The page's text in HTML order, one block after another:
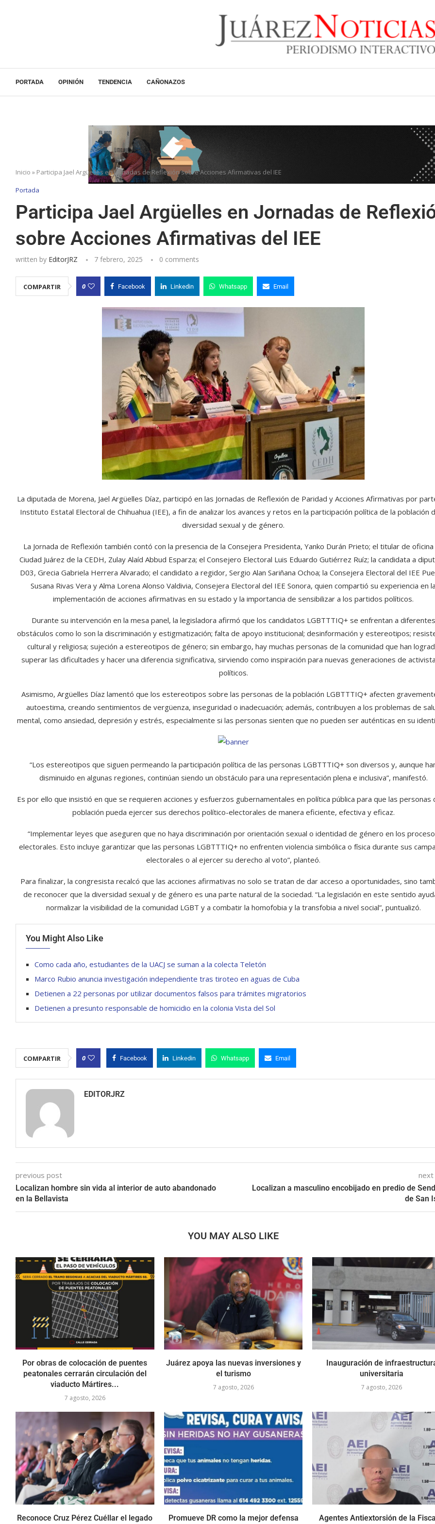
PORTADA OPINIÓN TENDENCIA CAÑONAZOS
Inicio » Participa Jael Argüelles en Jornadas de Reflexión sobre Acciones Afirmativas del IEE
Portada
Participa Jael Argüelles en Jornadas de
sobre Acciones Afirmativas del IEE
written by EditorJRZ 7 febrero, 2025 0 comments
COMPARTIR 0 Facebook Linkedin Whatsapp Email
La diputada de Morena, Jael Argüelles Díaz, participó en las Jornadas de Reflexión de Paridad y Acciones Afirmativas por
Instituto Estatal Electoral de Chihuahua (IEE), a fin de analizar los avances y retos en la participación política de la población
diversidad sexual y de género.
La Jornada de Reflexión también contó con la presencia de la Consejera Presidenta, Yanko Durán Prieto; el titular de oficina
Ciudad Juárez de la CEDH, Zulay Alaíd Abbud Esparza; el Consejero Electoral Luis Eduardo Gutiérrez Ruíz; la candidata a
D03, Grecia Gabriela Herrera Alvarado; el candidato a regidor, Sergio Alan Sariñana Ochoa; la Consejera Electoral del IEE
Susana Rivas Vera y Alma Lorena Alonso Valdivia, Consejera Electoral del IEE Sonora, quien compartió su experiencia en la
implementación de acciones afirmativas en su estado y la importancia de sensibilizar a los partidos políticos.
Durante su intervención en la mesa panel, la legisladora afirmó que los candidatos LGBTTTIQ+ se enfrentan a diferentes
obstáculos como lo son la discriminación y estigmatización; falta de apoyo institucional; desinformación y estereotipos;
cultural y religiosa; sujeción a estereotipos de género; sin embargo, hay muchas personas de la comunidad que han
superar las dificultades y hacer una diferencia significativa, sirviendo como inspiración para nuevas generaciones de
políticos.
Asimismo, Argüelles Díaz lamentó que los estereotipos sobre las personas de la población LGBTTTIQ+ afecten
autoestima, creando sentimientos de vergüenza, inseguridad o inadecuación; además, contribuyen a los problemas de
mental, como ansiedad, depresión y estrés, especialmente si las personas sienten que no pueden ser auténticas en su
“Los estereotipos que siguen permeando la participación política de las personas LGBTTTIQ+ son diversos y, aunque
disminuido en algunas regiones, continúan siendo un obstáculo para una representación plena e inclusiva”, manifestó.
Es por ello que insistió en que se requieren acciones y esfuerzos gubernamentales en política pública para que las personas
población pueda ejercer sus derechos político-electorales de manera eficiente, efectiva y eficaz.
“Implementar leyes que aseguren que no haya discriminación por orientación sexual o identidad de género en los
electorales. Esto incluye garantizar que las personas LGBTTTIQ+ no enfrenten violencia simbólica o física durante sus
electorales o al ejercer su derecho al voto”, planteó.
Para finalizar, la congresista recalcó que las acciones afirmativas no solo se tratan de dar acceso a oportunidades, sino
de reconocer que la diversidad sexual y de género es una parte natural de la sociedad. “La legislación en este sentido
normalizar la visibilidad de la comunidad LGBT y a combatir la homofobia y la transfobia a nivel social”, puntualizó.
You Might Also Like
Como cada año, estudiantes de la UACJ se suman a la colecta Teletón
Marco Rubio anuncia investigación independiente tras tiroteo en aguas de Cuba
Detienen a 22 personas por utilizar documentos falsos para trámites migratorios
Detienen a presunto responsable de homicidio en la colonia Vista del Sol
COMPARTIR 0 Facebook Linkedin Whatsapp Email
EDITORJRZ
previous post
Localizan hombre sin vida al interior de auto abandonado
en la Bellavista
Localizan a masculino encobijado en predio de
de San
YOU MAY ALSO LIKE
Por obras de colocación de puentes
peatonales cerrarán circulación del
viaducto Mártires...
7 agosto, 2026
Juárez apoya las nuevas inversiones y
el turismo
7 agosto, 2026
Inauguración de
universitaria
7 agosto, 2026
Reconoce Cruz Pérez Cuéllar el legado
Promueve DR como la mejor defensa
Agentes Antiextorsión de la